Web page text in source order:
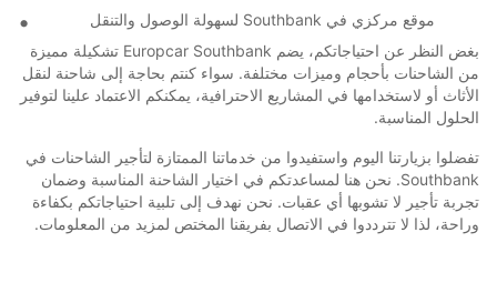
موقع مركزي في Southbank لسهولة الوصول والتنقل
بغض النظر عن احتياجاتكم، يضم Europcar Southbank تشكيلة مميزة
من الشاحنات بأحجام وميزات مختلفة. سواء كنتم بحاجة إلى شاحنة لنقل
الأثاث أو لاستخدامها في المشاريع الاحترافية، يمكنكم الاعتماد علينا لتوفير
الحلول المناسبة.
تفضلوا بزيارتنا اليوم واستفيدوا من خدماتنا الممتازة لتأجير الشاحنات في
Southbank. نحن هنا لمساعدتكم في اختيار الشاحنة المناسبة وضمان
تجربة تأجير لا تشوبها أي عقبات. نحن نهدف إلى تلبية احتياجاتكم بكفاءة
وراحة، لذا لا تترددوا في الاتصال بفريقنا المختص لمزيد من المعلومات.